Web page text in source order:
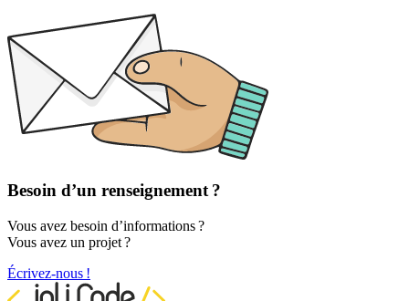
Besoin d’un renseignement ?
Vous avez besoin d’informations ?
Vous avez un projet ?
Écrivez-nous !